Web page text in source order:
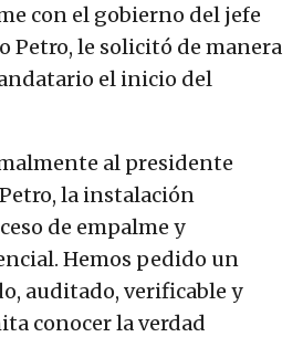
con el gobierno del jefe
Petro, le solicitó de manera
el inicio del
al presidente
la instalación
de empalme y
Hemos pedido un
auditado, verificable y
conocer la verdad